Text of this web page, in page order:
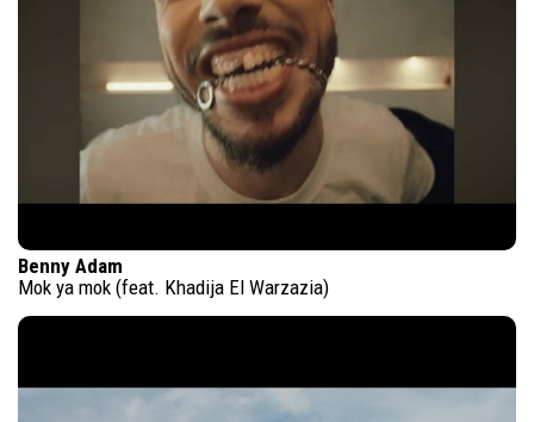
Benny Adam
Mok ya mok (feat. Khadija El Warzazia)